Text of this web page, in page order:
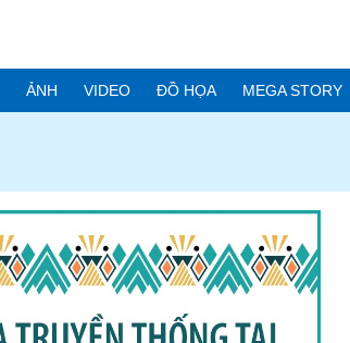
ẢNH VIDEO ĐỒ HỌA MEGA STORY